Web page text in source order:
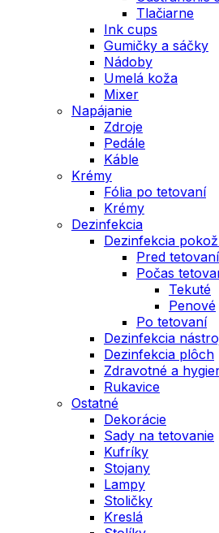
Tlačiarne
Ink cups
Gumičky a sáčky
Nádoby
Umelá koža
Mixer
Napájanie
Zdroje
Pedále
Káble
Krémy
Fólia po tetovaní
Krémy
Dezinfekcia
Dezinfekcia
Pred
Počas
Tekuté
Penové
Po tetovaní
Dezinfekcia
Dezinfekcia plôch
Zdravotné a
Rukavice
Ostatné
Dekorácie
Sady na tetovanie
Kufríky
Stojany
Lampy
Stoličky
Kreslá